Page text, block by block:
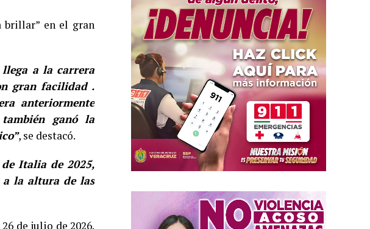
brillar” en el gran
llega a la carrera
gran facilidad .
anteriormente
ganó la
, se destacó.
Italia de 2025,
a la altura de las
de julio de 2026.